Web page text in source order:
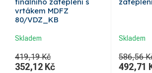
finálního zateplení s
vrtákem MDFZ
80/VDZ_KB
Skladem
419,19 Kč
352,12 Kč
Skladem
586,56
492,71